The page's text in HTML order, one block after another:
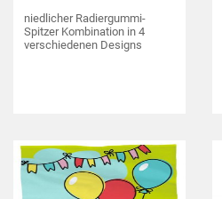
niedlicher Radiergummi-
Spitzer Kombination in 4
verschiedenen Designs